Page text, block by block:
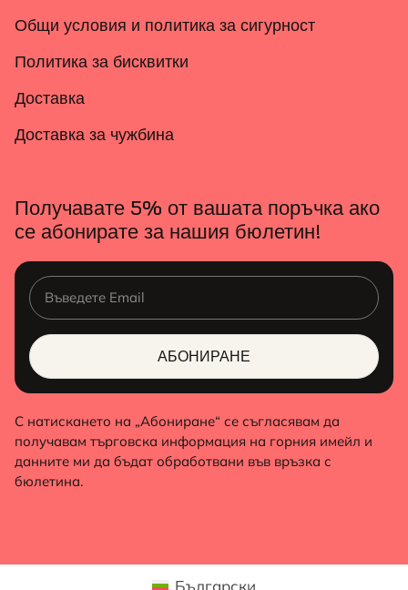
Общи условия и политика за сигурност
Политика за бисквитки
Доставка
Доставка за чужбина
Получавате 5% от вашата поръчка ако
се абонирате за нашия бюлетин!
АБОНИРАНЕ
ALTERNATIVE:
С натискането на „Абониране“ се съгласявам да
получавам търговска информация на горния имейл и
данните ми да бъдат обработвани във връзка с
бюлетина.
Български